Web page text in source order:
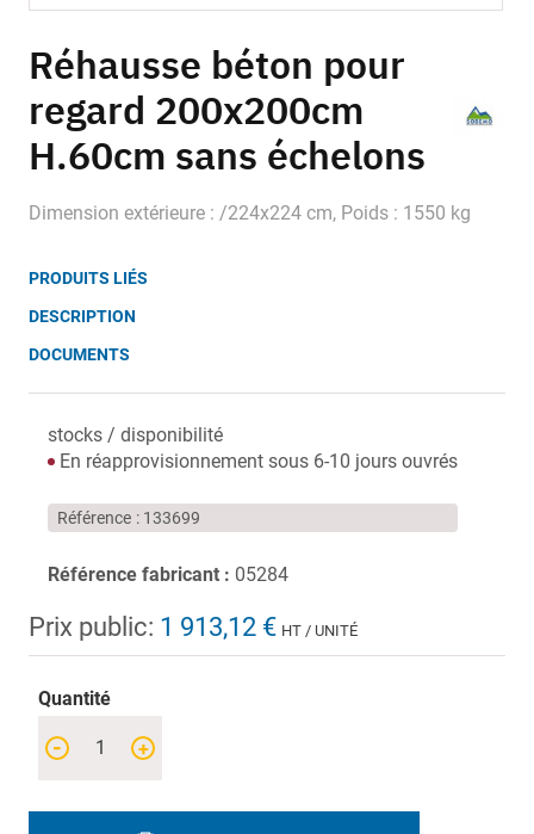
to
the
beginning
of
the
gallery
Réhausse béton pour
regard 200x200cm
H.60cm sans échelons
Dimension extérieure : /224x224 cm, Poids : 1550 kg
PRODUITS LIÉS
DESCRIPTION
DOCUMENTS
stocks / disponibilité
En réapprovisionnement sous 6-10 jours ouvrés
Référence 133699
Référence fabricant : 05284
Prix public: 1 913,12 € HT / UNITÉ
Quantité
+
-